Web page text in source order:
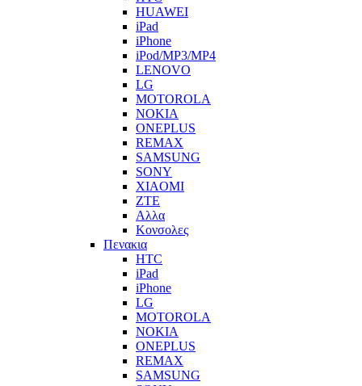
HUAWEI
iPad
iPhone
iPod/MP3/MP4
LENOVO
LG
MOTOROLA
NOKIA
ONEPLUS
REMAX
SAMSUNG
SONY
XIAOMI
ZTE
Αλλα
Κονσολες
Πενακια
HTC
iPad
iPhone
LG
MOTOROLA
NOKIA
ONEPLUS
REMAX
SAMSUNG